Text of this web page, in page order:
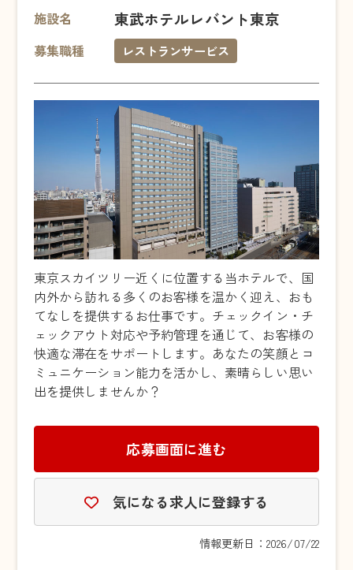
施設名
東武ホテルレバント東京
募集職種 レストランサービス
東京スカイツリー近くに位置する当ホテルで、国
内外から訪れる多くのお客様を温かく迎え、おも
てなしを提供するお仕事です。チェックイン・チ
ェックアウト対応や予約管理を通じて、お客様の
快適な滞在をサポートします。あなたの笑顔とコ
ミュニケーション能力を活かし、素晴らしい思い
出を提供しませんか？
応募画面に進む
気になる求人に登録する
情報更新日：2026/07/22